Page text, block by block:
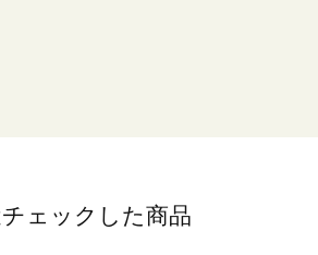
ェックした商品